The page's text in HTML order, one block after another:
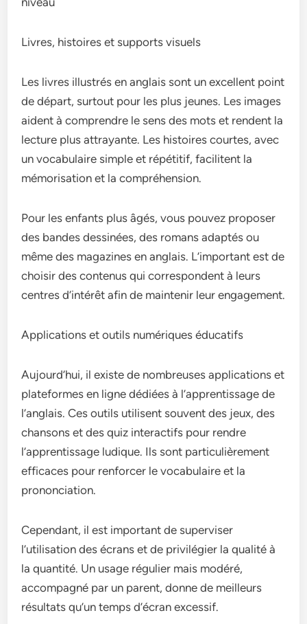
Livres, histoires et supports visuels
Les livres illustrés en anglais sont un excellent point
de départ, surtout pour les plus jeunes. Les images
aident à comprendre le sens des mots et rendent la
lecture plus attrayante. Les histoires courtes, avec
un vocabulaire simple et répétitif, facilitent la
mémorisation et la compréhension.
Pour les enfants plus âgés, vous pouvez proposer
des bandes dessinées, des romans adaptés ou
même des magazines en anglais. L’important est de
choisir des contenus qui correspondent à leurs
centres d’intérêt afin de maintenir leur engagement.
Applications et outils numériques éducatifs
Aujourd’hui, il existe de nombreuses applications et
plateformes en ligne dédiées à l’apprentissage de
l’anglais. Ces outils utilisent souvent des jeux, des
chansons et des quiz interactifs pour rendre
l’apprentissage ludique. Ils sont particulièrement
efficaces pour renforcer le vocabulaire et la
prononciation.
Cependant, il est important de superviser
l’utilisation des écrans et de privilégier la qualité à
la quantité. Un usage régulier mais modéré,
accompagné par un parent, donne de meilleurs
résultats qu’un temps d’écran excessif.